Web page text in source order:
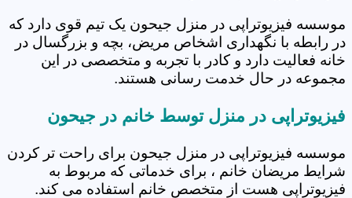
موسسه فیزیوتراپی در منزل جیحون یک تیم قوی دارد که
در رابطه با نگهداری اشخاص مریض، بچه و بزرگسال در
خانه فعالیت دارد و کادر با تجربه و متخصصی در این
مجموعه در حال خدمت رسانی هستند.
فیزیوتراپی در منزل توسط خانم در جیحون
موسسه فیزیوتراپی در منزل جیحون برای راحت تر کردن
شرایط مریضان خانم ، برای خدماتی که مربوط به
فیزیوتراپی هست از متخصص خانم استفاده می کند.